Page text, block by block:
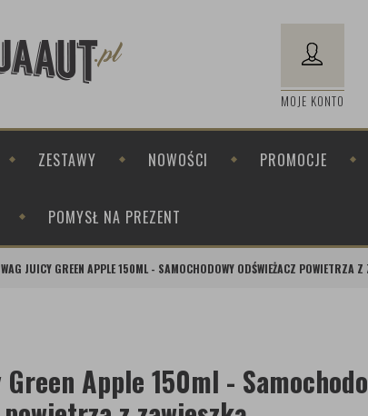
MOJE KONTO
ZESTAWY NOWOŚCI PROMOCJE
POMYSŁ NA PREZENT
JUICY GREEN APPLE 150ML - SAMOCHODOWY ODŚWIEŻACZ POWIETRZA Z
Green Apple 150ml -